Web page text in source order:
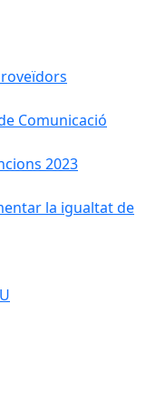
Comunicació
2023
la igualtat de